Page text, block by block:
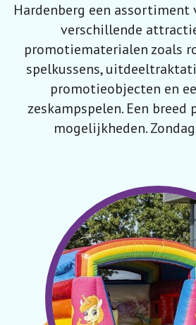
Hardenberg een assortiment
verschillende
promotiematerialen zoals
spelkussens,
promotieobjecten en
zeskampspelen. Een
mogelijkheden.